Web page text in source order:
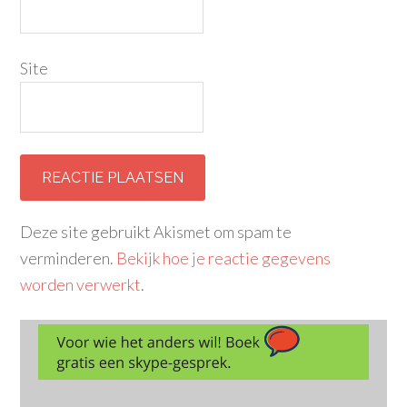
Site
Deze site gebruikt Akismet om spam te
verminderen. Bekijk hoe je reactie gegevens
worden verwerkt.